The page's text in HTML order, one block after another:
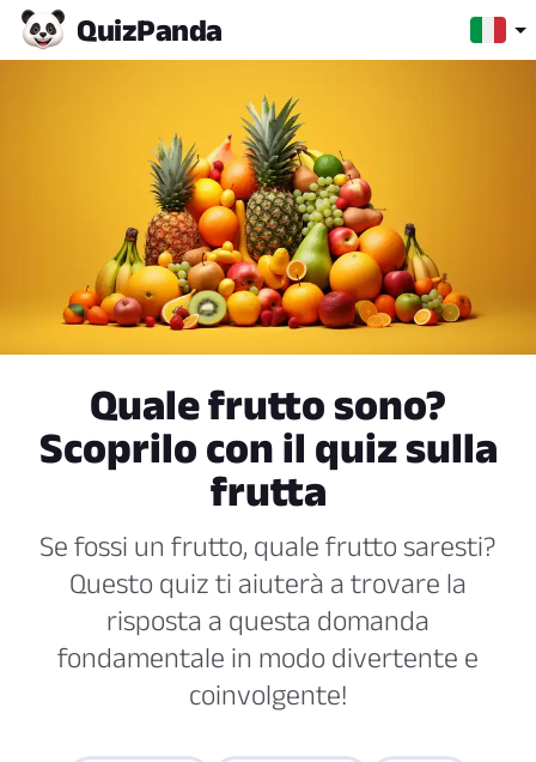
QuizPanda
Quale frutto sono?
Scoprilo con il quiz sulla
frutta
Se fossi un frutto, quale frutto saresti?
Questo quiz ti aiuterà a trovare la
risposta a questa domanda
fondamentale in modo divertente e
coinvolgente!